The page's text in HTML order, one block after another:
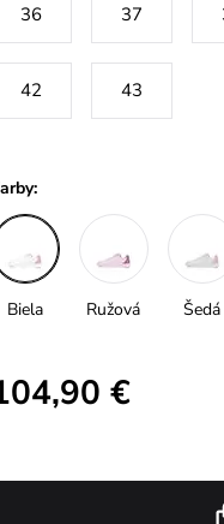
36 37
42 43
Biela Ružová Šedá
€